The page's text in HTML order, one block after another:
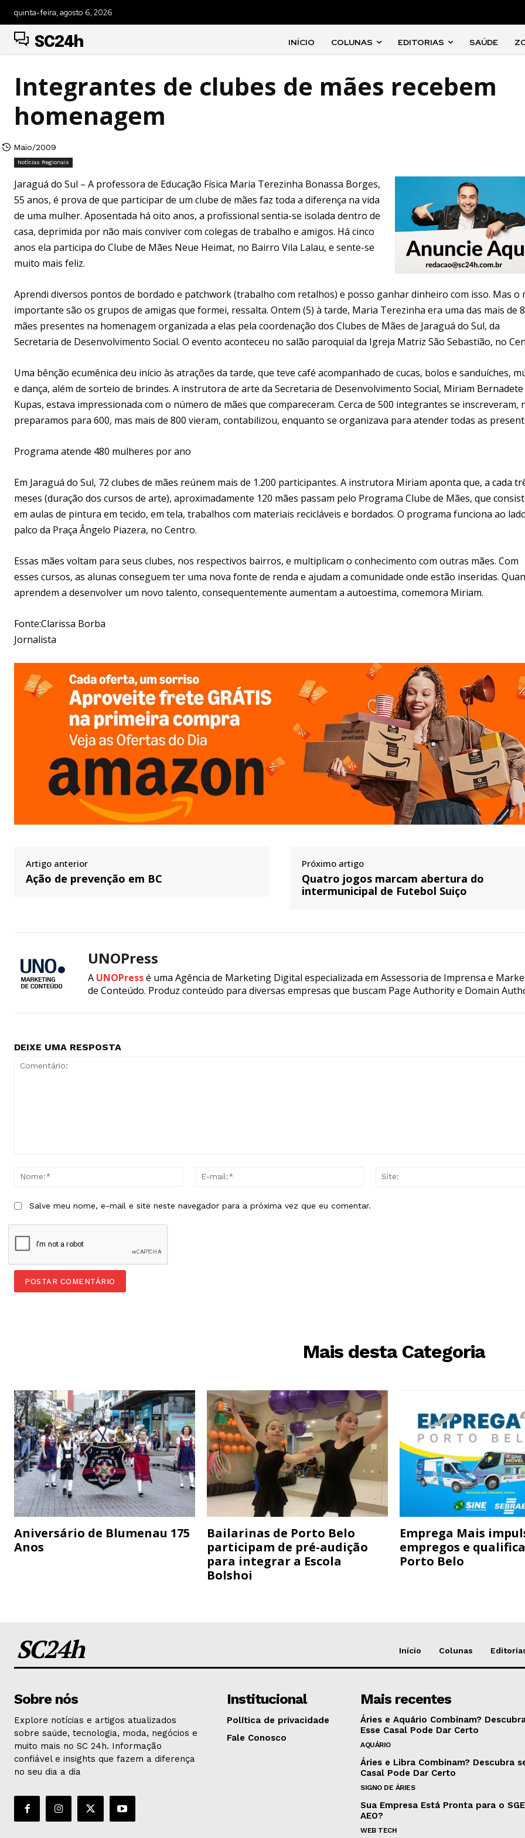
quinta-feira, agosto 6, 2026
SC24h INÍCIO COLUNAS EDITORIAS SAÚDE
Integrantes de clubes de mães recebem
homenagem
Maio/2009
Notícias Regionais
Jaraguá do Sul – A professora de Educação Física Maria Terezinha Bonassa Borges,
55 anos, é prova de que participar de um clube de mães faz toda a diferença na vida
de uma mulher. Aposentada há oito anos, a profissional sentia-se isolada dentro de
casa, deprimida por não mais conviver com colegas de trabalho e amigos. Há cinco
anos ela participa do Clube de Mães Neue Heimat, no Bairro Vila Lalau, e sente-se
muito mais feliz.
Aprendi diversos pontos de bordado e patchwork (trabalho com retalhos) e posso ganhar dinheiro com isso. Mas o
importante são os grupos de amigas que formei, ressalta. Ontem (5) à tarde, Maria Terezinha era uma das mais de
mães presentes na homenagem organizada a elas pela coordenação dos Clubes de Mães de Jaraguá do Sul, da
Secretaria de Desenvolvimento Social. O evento aconteceu no salão paroquial da Igreja Matriz São Sebastião, no
Uma bênção ecumênica deu início às atrações da tarde, que teve café acompanhado de cucas, bolos e sanduíches,
e dança, além de sorteio de brindes. A instrutora de arte da Secretaria de Desenvolvimento Social, Miriam Bernadete
Kupas, estava impressionada com o número de mães que compareceram. Cerca de 500 integrantes se inscreveram,
preparamos para 600, mas mais de 800 vieram, contabilizou, enquanto se organizava para atender todas as
Programa atende 480 mulheres por ano
Em Jaraguá do Sul, 72 clubes de mães reúnem mais de 1.200 participantes. A instrutora Miriam aponta que, a cada
meses (duração dos cursos de arte), aproximadamente 120 mães passam pelo Programa Clube de Mães, que
em aulas de pintura em tecido, em tela, trabalhos com materiais recicláveis e bordados. O programa funciona ao
palco da Praça Ângelo Piazera, no Centro.
Essas mães voltam para seus clubes, nos respectivos bairros, e multiplicam o conhecimento com outras mães. Com
esses cursos, as alunas conseguem ter uma nova fonte de renda e ajudam a comunidade onde estão inseridas.
aprendem a desenvolver um novo talento, consequentemente aumentam a autoestima, comemora Miriam.
Fonte:Clarissa Borba
Jornalista
Artigo anterior
Ação de prevenção em BC
Próximo artigo
Quatro jogos marcam abertura do
intermunicipal de Futebol Suiço
UNOPress
A UNOPressé uma Agência de Marketing Digital especializada em Assessoria de Imprensa e
de Conteúdo. Produz conteúdo para diversas empresas que buscam Page Authority e Domain
DEIXE UMA RESPOSTA
Nome:*
Salve meu nome, e-mail e site neste navegador para a próxima vez que eu comentar.
Mais desta Categoria
Aniversário de Blumenau 175
Anos
Bailarinas de Porto Belo
participam de pré-audição
para integrar a Escola
Bolshoi
Emprega Mais
empregos e
Porto Belo
SC24h Início Colunas
Sobre nós
Explore notícias e artigos atualizados
sobre saúde, tecnologia, moda, negócios e
muito mais no SC 24h. Informação
confiável e insights que fazem a diferença
no seu dia a dia
Institucional
Política de privacidade
Fale Conosco
Mais recentes
Áries e Aquário Combinam?
Esse Casal Pode Dar Certo
AQUÁRIO
Áries e Libra Combinam? Descubra
Casal Pode Dar Certo
SIGNO DE ÁRIES
Sua Empresa Está Pronta para o
AEO?
WEB TECH